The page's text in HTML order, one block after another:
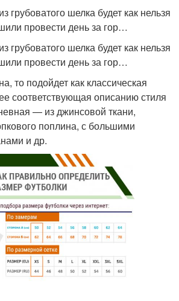
грубоватого шелка будет как нельзя
провести день за гор…
грубоватого шелка будет как нельзя
провести день за гор…
то подойдет как классическая
соответствующая описанию стиля
— из джинсовой ткани,
поплина, с большими
и др.